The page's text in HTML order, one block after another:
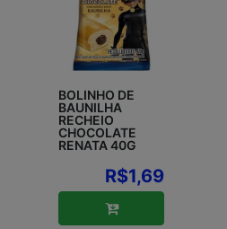
BOLINHO DE
BAUNILHA
RECHEIO
CHOCOLATE
RENATA 40G
R$1,69